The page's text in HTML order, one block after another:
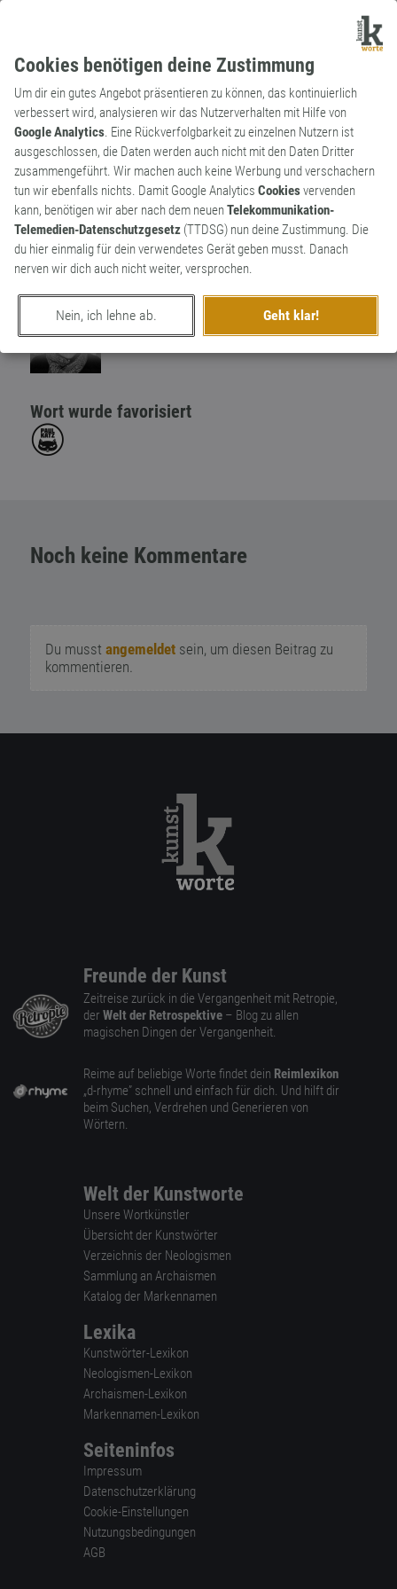
Cookies benötigen deine Zustimmung
Um dir ein gutes Angebot präsentieren zu können, das kontinuierlich
verbessert wird, analysieren wir das Nutzerverhalten mit Hilfe von
Google Analytics. Eine Rückverfolgbarkeit zu einzelnen Nutzern ist
ausgeschlossen, die Daten werden auch nicht mit den Daten Dritter
zusammengeführt. Wir machen auch keine Werbung und verschachern
tun wir ebenfalls nichts. Damit Google Analytics Cookiesvervenden
kann, benötigen wir aber nach dem neuenTelekommunikation-
Telemedien-Datenschutzgesetz (TTDSG) nun deine Zustimmung. Die
du hier einmalig für dein verwendetes Gerät geben musst. Danach
nerven wir dich auch nicht weiter, versprochen.
Nein, ich lehne ab. Geht klar!
Kunstwort
Substantiv
Chatmüden
Das eigene Schläfrigwerden,wenn man
über längere Zeit seine Katze auf dem
Schoß streichelt
1
erschaffen von
am 4. Oktober 2018
Wort wurde favorisiert
Noch keine Kommentare
Du musst angemeldetsein, um diesen Beitrag zu
kommentieren.
Freunde der Kunst
Zeitreise zurück in die Vergangenheit mit Retropie,
der Welt der Retrospektive – Blog zu allen
magischen Dingen der Vergangenheit.
Reime auf beliebige Worte findet dein Reimlexikon
„d-rhyme” schnell und einfach für dich. Und hilft dir
beim Suchen, Verdrehen und Generieren von
Wörtern.
Welt der Kunstworte
Unsere Wortkünstler
Übersicht der Kunstwörter
Verzeichnis der Neologismen
Sammlung an Archaismen
Katalog der Markennamen
Lexika
Kunstwörter-Lexikon
Neologismen-Lexikon
Archaismen-Lexikon
Markennamen-Lexikon
Seiteninfos
Impressum
Datenschutzerklärung
Cookie-Einstellungen
Nutzungsbedingungen
AGB